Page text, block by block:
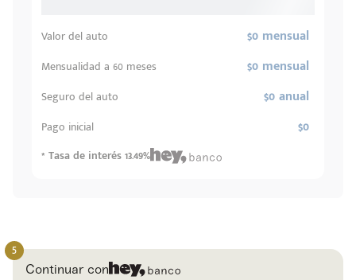
Valor del auto $0 mensual
Mensualidad a 60 meses $0 mensual
Seguro del auto $0 anual
Pago inicial $0
* Tasa de interés 13.49%
Continuar con